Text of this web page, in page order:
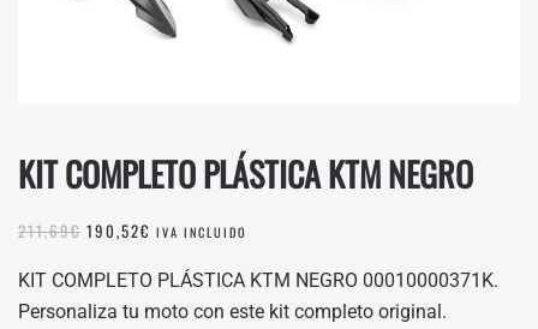
KIT COMPLETO PLÁSTICA KTM NEGRO
211,69€ EL
ORIGINAL
ERA:
211,69€.
190,52€ EL
ACTUAL
ES:
190,52€.
IVA INCLUIDO
KIT COMPLETO PLÁSTICA KTM NEGRO 00010000371K.
Personaliza tu moto con este kit completo original.